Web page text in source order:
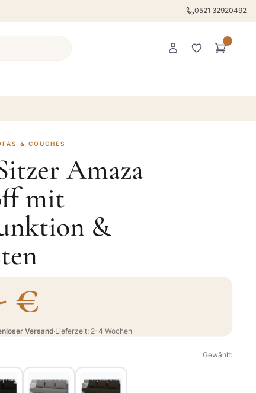
0521 32920492
& COUCHES
Amaza
mit
&
€
Versand·Lieferzeit: 2-4 Wochen
Gewählt: